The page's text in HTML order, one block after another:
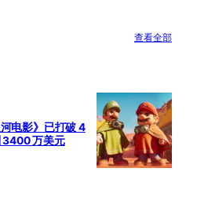
查看全部
电影》已打破 4
3400 万美元